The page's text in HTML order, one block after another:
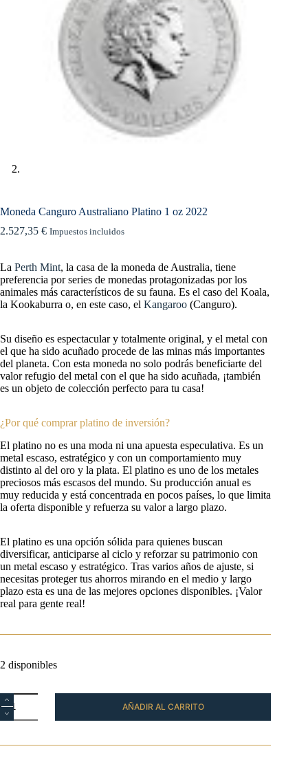
Moneda Canguro Australiano Platino 1 oz 2022
2.527,35 € Impuestos incluidos
La Perth Mint, la casa de la moneda de Australia, tiene
preferencia por series de monedas protagonizadas por los
animales más característicos de su fauna. Es el caso del Koala,
la Kookaburra o, en este caso, el Kangaroo (Canguro).
Su diseño es espectacular y totalmente original, y el metal con
el que ha sido acuñado procede de las minas más importantes
del planeta. Con esta moneda no solo podrás beneficiarte del
valor refugio del metal con el que ha sido acuñada, ¡también
es un objeto de colección perfecto para tu casa!
¿Por qué comprar platino de inversión?
El platino no es una moda ni una apuesta especulativa. Es un
metal escaso, estratégico y con un comportamiento muy
distinto al del oro y la plata. El platino es uno de los metales
preciosos más escasos del mundo. Su producción anual es
muy reducida y está concentrada en pocos países, lo que limita
la oferta disponible y refuerza su valor a largo plazo.
El platino es una opción sólida para quienes buscan
diversificar, anticiparse al ciclo y reforzar su patrimonio con
un metal escaso y estratégico. Tras varios años de ajuste, si
necesitas proteger tus ahorros mirando en el medio y largo
plazo esta es una de las mejores opciones disponibles. ¡Valor
real para gente real!
2 disponibles
Moneda
Canguro
Australiano
1
AÑADIR AL CARRITO